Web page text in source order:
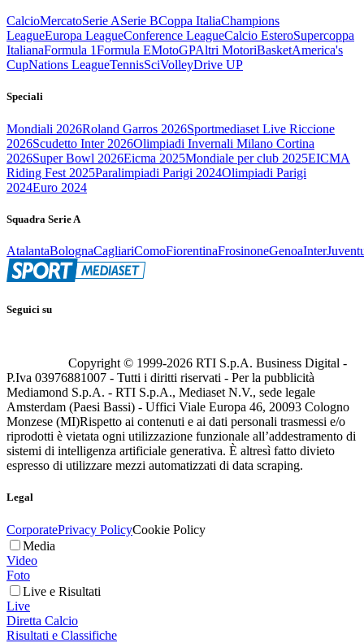
CalcioMercatoSerie ASerie BCoppa ItaliaChampions
LeagueEuropa LeagueConference LeagueCalcio EsteroSupercoppa
ItalianaFormula 1Formula EMotoGPAltri MotoriBasketAmerica's
CupNations LeagueTennisSciVolleyDrive UP
Speciali
Mondiali 2026Roland Garros 2026Sportmediaset Live Riccione
2026Scudetto Inter 2026Olimpiadi Invernali Milano Cortina
2026Super Bowl 2026Eicma 2025Mondiale per club 2025EICMA
Riding Fest 2025Paralimpiadi Parigi 2024Olimpiadi Parigi
2024Euro 2024
Squadra Serie A
AtalantaBolognaCagliariComoFiorentinaFrosinoneGenoaInter
Seguici su
Copyright © 1999-2026 RTI S.p.A. Business Digital -
P.Iva 03976881007 - Tutti i diritti riservati - Per la pubblicità
Mediamond S.p.A. - RTI S.p.A., Mediaset N.V., sede legale
Amsterdam (Paesi Bassi) - Uffici Viale Europa 46, 20093 Cologno
Monzese (MI)Rispetto ai contenuti e ai dati personali trasmessi e/o
riprodotti è vietata ogni utilizzazione funzionale all’addestramento di
sistemi di intelligenza artificiale generativa. È altresì fatto divieto
espresso di utilizzare mezzi automatizzati di data scraping.
Legal
CorporatePrivacy PolicyCookie Policy
Media
Video
Foto
Live e Risultati
Live
Diretta Calcio
Risultati e Classifiche